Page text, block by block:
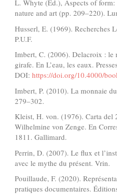
L. Whyte (Ed.), Aspects of
nature and art (pp. 209–220).
Husserl, E. (1969). Recherches
P.U.F.
Imbert, C. (2006). Delacroix : le
girafe. En L’eau, les eaux.
DOI: https://doi.org/10.4000/
Imbert, P. (2010). La monnaie
279–302.
Kleist, H. von. (1976). Carta del
Wilhelmine von Zenge. En
1811. Gallimard.
Perrin, D. (2007). Le flux et
avec le mythe du présent. Vrin.
Pouillaude, F. (2020).
pratiques documentaires.